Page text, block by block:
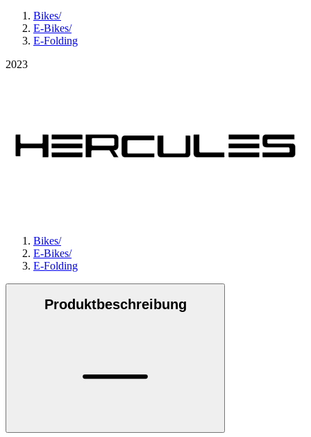
Bikes/
E-Bikes/
E-Folding
2023
Bikes/
E-Bikes/
E-Folding
Produktbeschreibung